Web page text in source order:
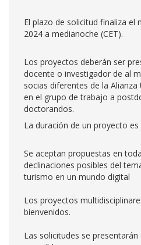
El plazo de solicitud finaliza el
2024 a medianoche (CET).
Los proyectos deberán ser
docente o investigador de al
socias diferentes de la
en el grupo de trabajo a
doctorandos.
La duración de un proyecto
Se aceptan propuestas en
declinaciones posibles del
turismo en un mundo digital
Los proyectos
bienvenidos.
Las solicitudes se